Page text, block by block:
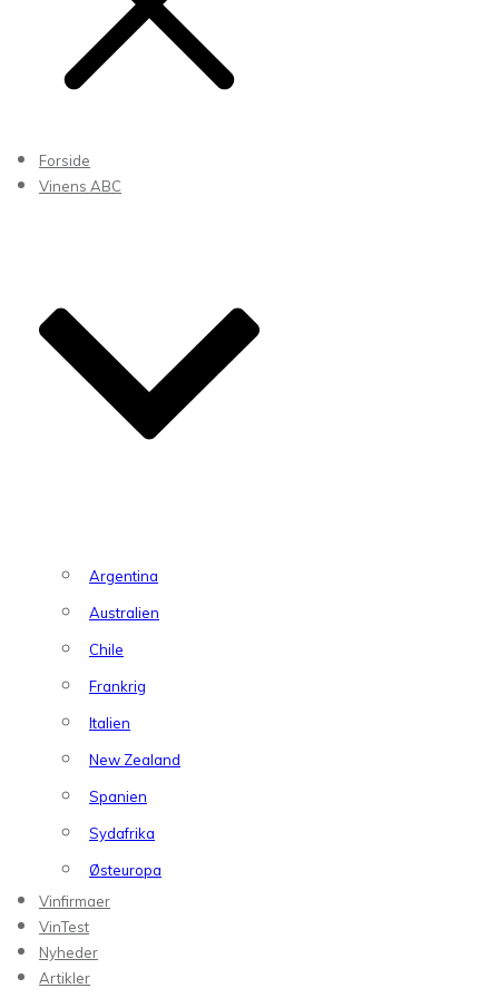
Forside
Vinens ABC
Argentina
Australien
Chile
Frankrig
Italien
New Zealand
Spanien
Sydafrika
Østeuropa
Vinfirmaer
VinTest
Nyheder
Artikler